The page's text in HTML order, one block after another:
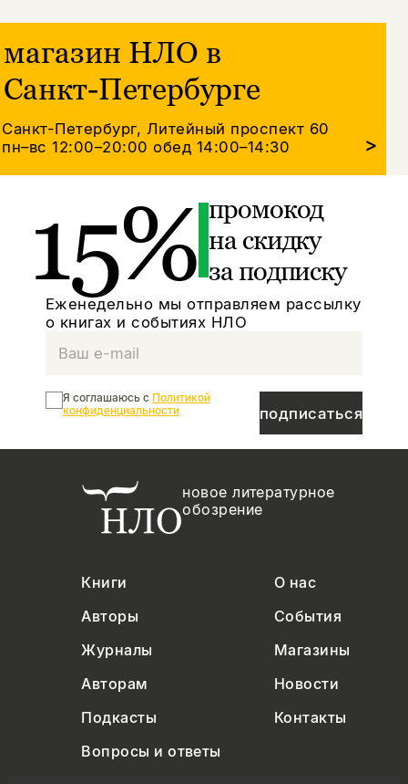
магазин НЛО в
Санкт-Петербурге
Санкт-Петербург, Литейный проспект 60
пн–вс 12:00–20:00обед 14:00–14:30 >
15% промокод
на скидку
за подписку
Еженедельно мы отправляем рассылку
о книгах и событиях НЛО
подписаться
Я соглашаюсь с Политикой
конфиденциальности
новое литературное
обозрение
Книги
О нас
Авторы
События
Журналы
Магазины
Авторам
Новости
Подкасты
Контакты
Вопросы и ответы